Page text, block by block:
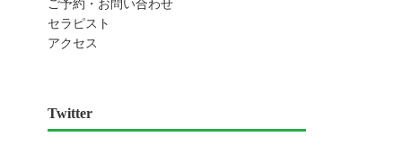
ご予約・お問い合わせ
セラピスト
アクセス
Twitter